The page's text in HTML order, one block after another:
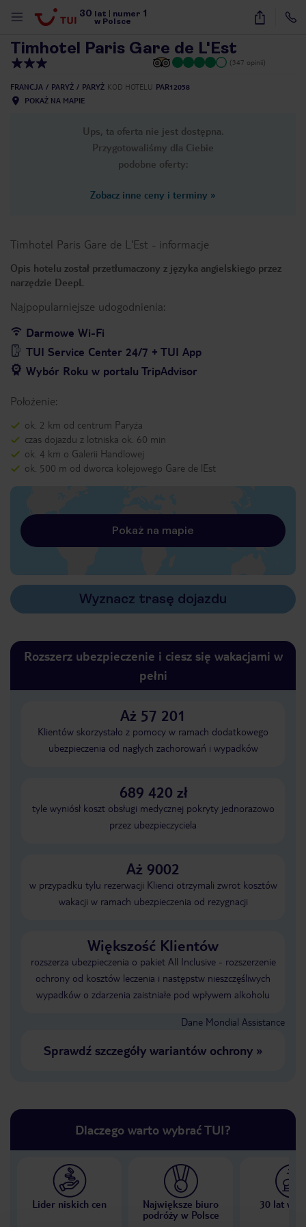
30 lat numer 1
w Polsce
20
Timhotel Paris Gare de L'Est
(347 opinii)
FRANCJA PARYŻ PARYŻ KOD HOTELU PAR12058
POKAŻ NA MAPIE
Ups, ta oferta nie jest dostępna.
Przygotowaliśmy dla Ciebie
podobne oferty:
Zobacz inne ceny i terminy »
Timhotel Paris Gare de L'Est - informacje
Opis hotelu został przetłumaczony z języka angielskiego przez
narzędzie DeepL
Najpopularniejsze udogodnienia:
Darmowe Wi-Fi
TUI Service Center 24/7 + TUI App
Wybór Roku w portalu TripAdvisor
Położenie:
ok. 2 km od centrum Paryża
czas dojazdu z lotniska ok. 60 min
ok. 4 km o Galerii Handlowej
ok. 500 m od dworca kolejowego Gare de l`Est
Pokaż na mapie
Wyznacz trasę dojazdu
Rozszerz ubezpieczenie i ciesz się wakacjami w
pełni
Aż 57 201
Klientów skorzystało z pomocy w ramach dodatkowego
ubezpieczenia od nagłych zachorowań i wypadków
689 420 zł
tyle wyniósł koszt obsługi medycznej pokryty jednorazowo
przez ubezpieczyciela
Aż 9002
w przypadku tylu rezerwacji Klienci otrzymali zwrot kosztów
wakacji w ramach ubezpieczenia od rezygnacji
Większość Klientów
rozszerza ubezpieczenia o pakiet All Inclusive - rozszerzenie
ochrony od kosztów leczenia i następstw nieszczęśliwych
wypadków o zdarzenia zaistniałe pod wpływem alkoholu
Dane Mondial Assistance
Sprawdź szczegóły wariantów ochrony»
Dlaczego warto wybrać TUI?
Lider niskich cen
Największe biuro
podróży w Polsce
30 lat w